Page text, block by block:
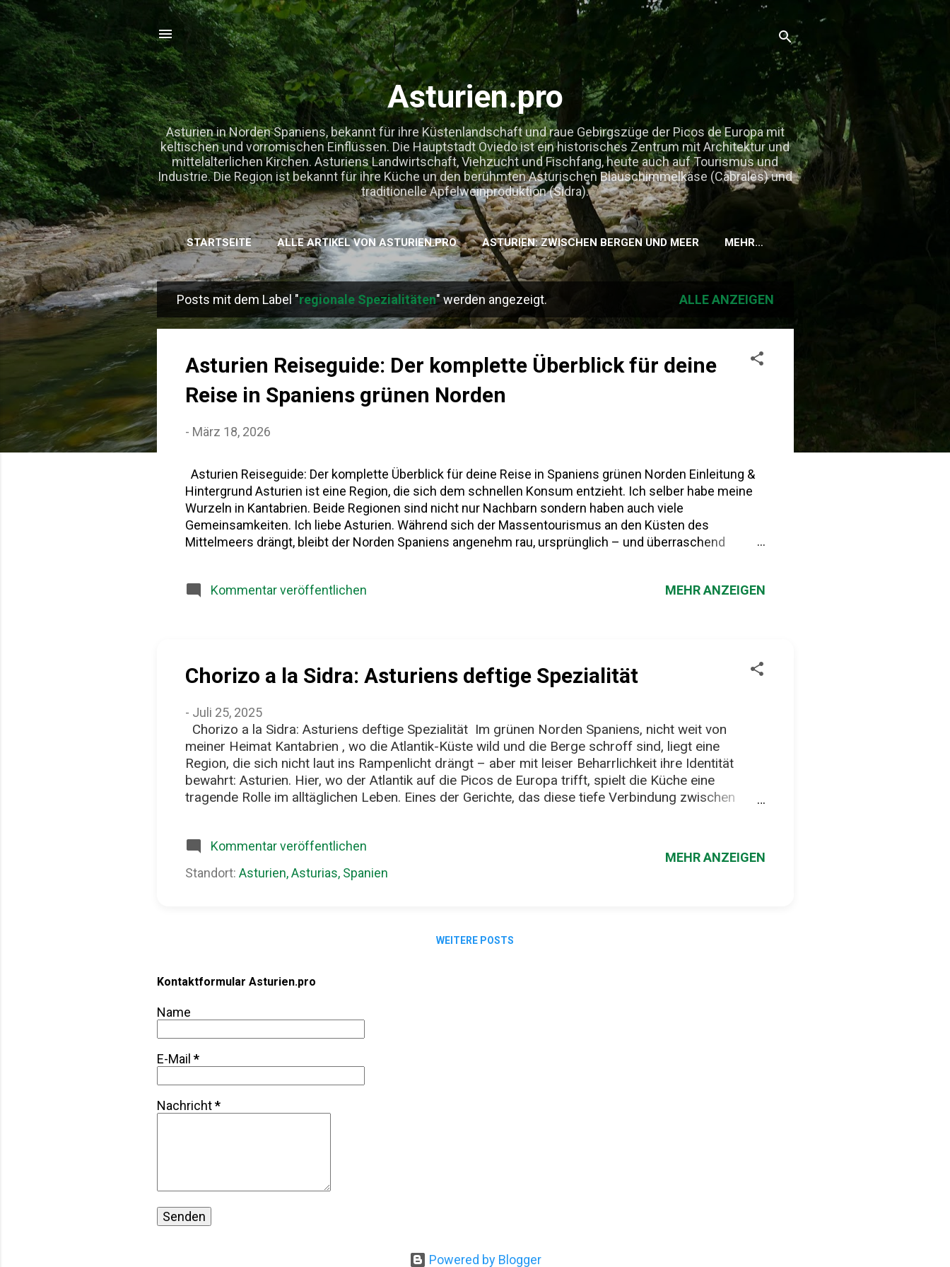
Direkt zum Hauptbereich
Asturien.pro
Asturien in Norden Spaniens, bekannt für ihre Küstenlandschaft und raue Gebirgszüge der Picos de Europa mit
keltischen und vorromischen Einflüssen. Die Hauptstadt Oviedo ist ein historisches Zentrum mit Architektur und
mittelalterlichen Kirchen. Asturiens Landwirtschaft, Viehzucht und Fischfang, heute auch auf Tourismus und
Industrie. Die Region ist bekannt für ihre Küche un den berühmten Asturischen Blauschimmelkäse (Cabrales) und
traditionelle Apfelweinproduktion (Sidra).
STARTSEITE ALLE ARTIKEL VON ASTURIEN.PRO ASTURIEN: ZWISCHEN BERGEN UND MEER MEHR…
P
o
t
s
Posts mit dem Label "regionale Spezialitäten" werden angezeigt. ALLE ANZEIGEN
Asturien Reiseguide: Der komplette Überblick für deine
Reise in Spaniens grünen Norden
- März 18, 2026
Asturien Reiseguide: Der komplette Überblick für deine Reise in Spaniens grünen Norden Einleitung &
Hintergrund Asturien ist eine Region, die sich dem schnellen Konsum entzieht. Ich selber habe meine
Wurzeln in Kantabrien. Beide Regionen sind nicht nur Nachbarn sondern haben auch viele
Gemeinsamkeiten. Ich liebe Asturien. Während sich der Massentourismus an den Küsten des
Mittelmeers drängt, bleibt der Norden Spaniens angenehm rau, ursprünglich – und überraschend
zwischen dem Kantabrischen Meer und dem Kantabrischen Gebirge. Historisch spielte die Region eine
Kommentar veröffentlichen MEHR ANZEIGEN
Chorizo a la Sidra: Asturiens deftige Spezialität
- Juli 25, 2025
Chorizo a la Sidra: Asturiens deftige Spezialität Im grünen Norden Spaniens, nicht weit von
meiner Heimat Kantabrien , wo die Atlantik-Küste wild und die Berge schroff sind, liegt eine
Region, die sich nicht laut ins Rampenlicht drängt – aber mit leiser Beharrlichkeit ihre Identität
bewahrt: Asturien. Hier, wo der Atlantik auf die Picos de Europa trifft, spielt die Küche eine
tragende Rolle im alltäglichen Leben. Eines der Gerichte, das diese tiefe Verbindung zwischen
Menschen verwoben ist. Ein Gericht aus zwei einfachen Zutaten – mit Wirkung Chorizo a la Sidra
ist kein Teller für die feine Etikette, sondern eine rustikale Angelegenheit. Im Kern besteht das
Gericht aus grob geschnittenen, kräftig gewürzten Würsten – der asturischen Chorizo – die
Kommentar veröffentlichen
Standort: Asturien, Asturias, Spanien
MEHR ANZEIGEN
WEITERE POSTS
Kontaktformular Asturien.pro
Name
E-Mail *
Nachricht*
Powered by Blogger